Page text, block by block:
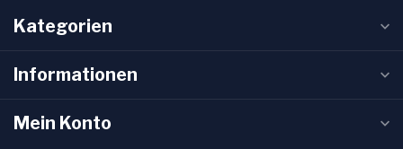
Kategorien
Informationen
Mein Konto